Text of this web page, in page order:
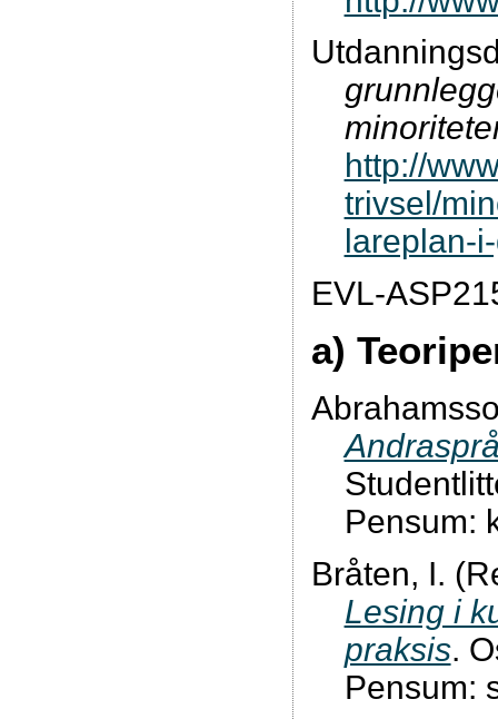
http://
trivsel/
lareplan-
EVL-
a)
Pensum:
Bråten, I.
Lesing i
praksis.
Pensum: